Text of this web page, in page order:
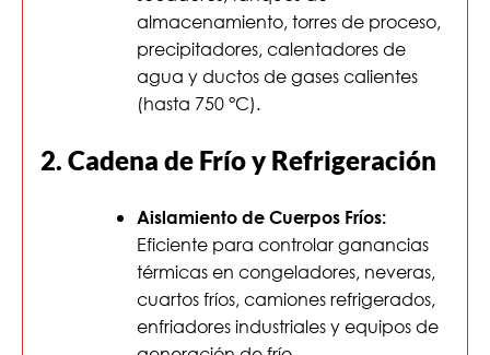
almacenamiento, torres de proceso,
precipitadores, calentadores de
agua y ductos de gases calientes
(hasta 750 °C).
2. Cadena de Frío y Refrigeración
Aislamiento de Cuerpos Fríos:
Eficiente para controlar ganancias
térmicas en congeladores, neveras,
cuartos fríos, camiones refrigerados,
enfriadores industriales y equipos de